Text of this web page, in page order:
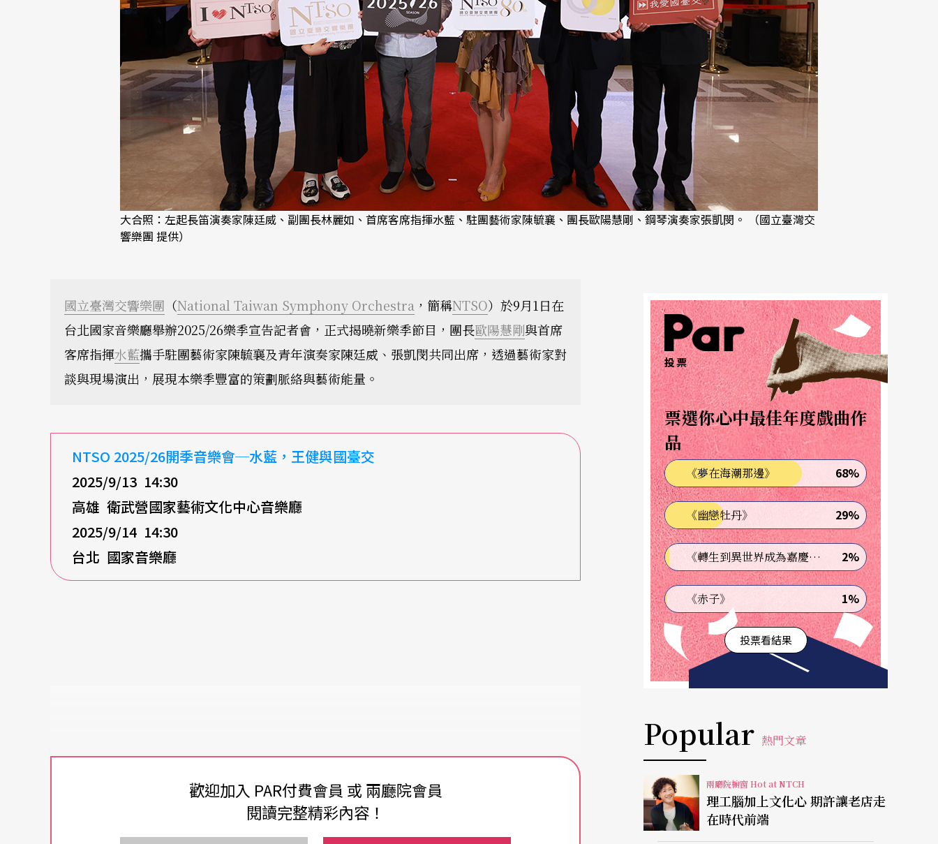
大合照：左起長笛演奏家陳廷威、副團長林麗如、首席客席指揮水藍、駐團藝術家陳毓襄、團長歐陽慧剛、鋼琴演奏家張凱閔。 （國立臺灣交
響樂團 提供）
國立臺灣交響樂團 （National Taiwan Symphony Orchestra ，簡稱NTSO）於9月1日在
台北國家音樂廳舉辦2025/26樂季宣告記者會，正式揭曉新樂季節目，團長歐陽慧剛與首席
客席指揮水藍攜手駐團藝術家陳毓襄及青年演奏家陳廷威、張凱閔共同出席，透過藝術家對
談與現場演出，展現本樂季豐富的策劃脈絡與藝術能量。
NTSO 2025/26開季音樂會─水藍，王健與國臺交
2025/9/13 14:30
高雄 衛武營國家藝術文化中心音樂廳
2025/9/14 14:30
台北 國家音樂廳
歡迎加入 PAR付費會員 或 兩廳院會員
閱讀完整精彩內容！
投票
票選你心中最佳年度戲曲作
品
《夢在海潮那邊》 68%
《幽戀牡丹》 29%
《轉生到異世界成為嘉慶君—發現我的祖先是詐騙集團!?》 2%
《赤子》 1%
投票看結果
Popular 熱門文章
兩廳院櫥窗 Hot at NTCH
理工腦加上文化心 期許讓老店走
在時代前端